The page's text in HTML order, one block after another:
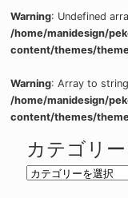
Warning: Undefined
/home/manidesign/
content/themes/
Warning: Array to
/home/manidesign/
content/themes/
カテゴリー
カ